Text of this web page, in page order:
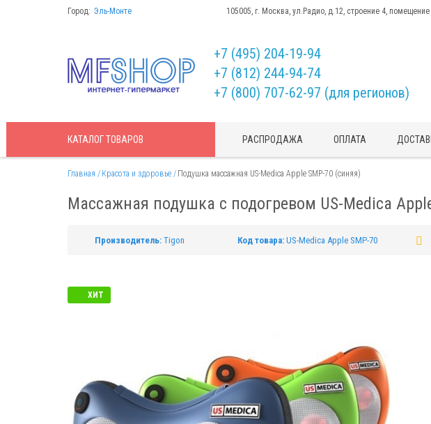
Город: Эль-Монте 105005, г. Москва, ул.Радио, д.12, строение 4, помещение
+7 (495) 204-19-94
+7 (812) 244-94-74
+7 (800) 707-62-97 (для регионов)
КАТАЛОГТОВАРОВ РАСПРОДАЖА ОПЛАТА
Главная Красота и здоровье Подушка массажная US-Medica Apple SMP-70 (синяя)
Массажная подушка с подогревом US-Medica
Производитель: Tigon Код товара: US-Medica Apple SMP-70
ХИТ